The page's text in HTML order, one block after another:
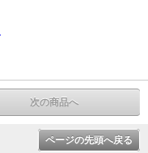
次の商品へ
ページの先頭へ戻る